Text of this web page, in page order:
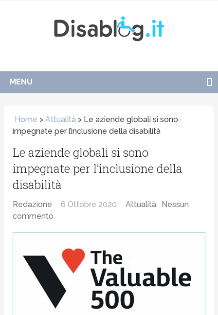
MENU
Home >Attualità > Le aziende globali si sono
impegnate per l’inclusione della disabilità
Le aziende globali si sono
impegnate per l’inclusione della
disabilità
Redazione 6 Ottobre 2020 Attualità
Nessun
commento